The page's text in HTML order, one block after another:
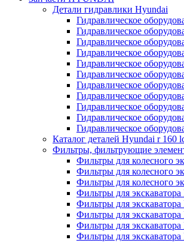
Детали гидравлики Hyundai
Гидравлическое
Гидравлическое
Гидравлическое
Гидравлическое
Гидравлическое
Гидравлическое
Гидравлическое
Гидравлическое
Гидравлическое
Гидравлическое
Гидравлическое
Каталог деталей Hyundai r 160
Фильтры, фильтрующие
Фильтры для колесного
Фильтры для колесного
Фильтры для колесного
Фильтры для
Фильтры для
Фильтры для
Фильтры для
Фильтры для